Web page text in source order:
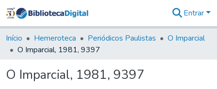
&
Coleções
Tudo na
Digital
Entrar
Início Hemeroteca Periódicos Paulistas
O Imparcial
O Imparcial, 1981, 9397
O Imparcial, 1981, 9397